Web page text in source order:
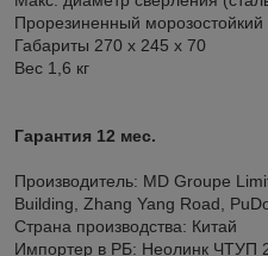
Прорезиненный морозостойкий
Габариты 270 x 245 x 70
Вес 1,6 кг
Гарантия 12 мес.
Производитель: MD Groupe
Building, Zhang Yang Road,
Страна производства: Китай
Импортер в РБ: Неолинк ЧТУП